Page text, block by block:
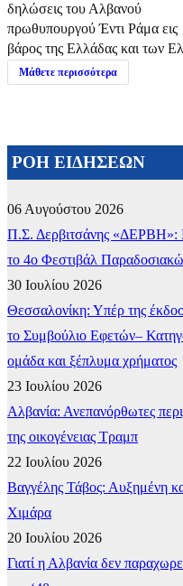
δηλώσεις του Αλβανού
πρωθυπουργού Έντι Ράμα εις
βάρος της Ελλάδας και των
Μάθετε περισσότερα
ΡΟΗ ΕΙΔΗΣΕΩΝ
06 Αυγούστου 2026
Π.Σ. Δερβιτσάνης «ΔΕΡΒΗ»:
το 4ο Φεστιβάλ
30 Ιουλίου 2026
Θεσσαλονίκη: Υπέρ της
το Συμβούλιο Εφετών–
ομάδα και ξέπλυμα χρήματος
23 Ιουλίου 2026
Αλβανία: Ανεπανόρθωτες
της οικογένειας Τραμπ
22 Ιουλίου 2026
Βαγγέλης Τάβος: Αυξημένη
Χιμάρα
20 Ιουλίου 2026
Γιατί η Αλβανία δεν